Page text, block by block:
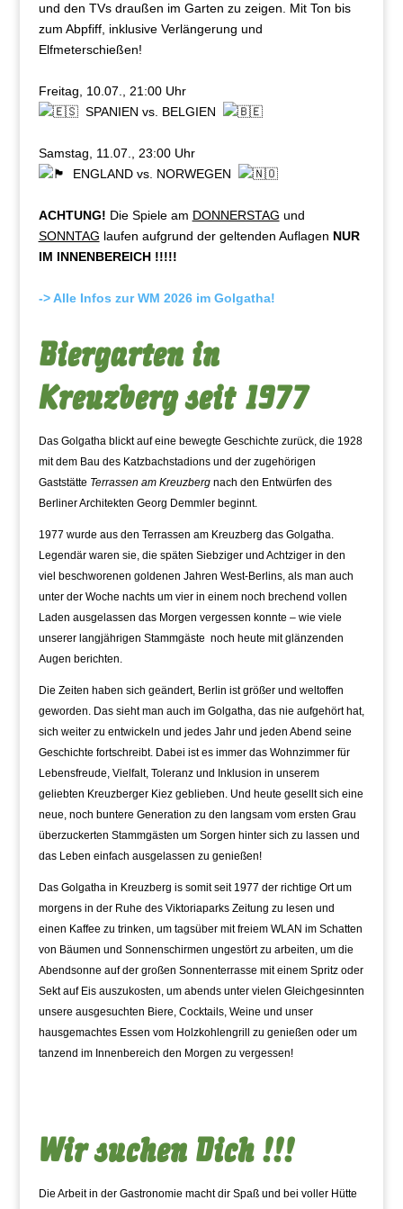
und den TVs draußen im Garten zu zeigen. Mit Ton bis
zum Abpfiff, inklusive Verlängerung und
Elfmeterschießen!
Freitag, 10.07., 21:00 Uhr
SPANIEN vs. BELGIEN
Samstag, 11.07., 23:00 Uhr
ENGLAND vs. NORWEGEN
ACHTUNG! Die Spiele am DONNERSTAG und
SONNTAG laufen aufgrund der geltenden Auflagen NUR
IM INNENBEREICH !!!!!
-> Alle Infos zur WM 2026 im Golgatha!
Biergarten in
Kreuzberg seit 1977
Das Golgatha blickt auf eine bewegte Geschichte zurück, die 1928
mit dem Bau des Katzbachstadions und der zugehörigen
Gaststätte Terrassen am Kreuzbergnach den Entwürfen des
Berliner Architekten Georg Demmler beginnt.
1977 wurde aus den Terrassen am Kreuzberg das Golgatha.
Legendär waren sie, die späten Siebziger und Achtziger in den
viel beschworenen goldenen Jahren West-Berlins, als man auch
unter der Woche nachts um vier in einem noch brechend vollen
Laden ausgelassen das Morgen vergessen konnte – wie viele
unserer langjährigen Stammgäste noch heute mit glänzenden
Augen berichten.
Die Zeiten haben sich geändert, Berlin ist größer und weltoffen
geworden. Das sieht man auch im Golgatha, das nie aufgehört hat,
sich weiter zu entwickeln und jedes Jahr und jeden Abend seine
Geschichte fortschreibt. Dabei ist es immer das Wohnzimmer für
Lebensfreude, Vielfalt, Toleranz und Inklusion in unserem
geliebten Kreuzberger Kiez geblieben. Und heute gesellt sich eine
neue, noch buntere Generation zu den langsam vom ersten Grau
überzuckerten Stammgästen um Sorgen hinter sich zu lassen und
das Leben einfach ausgelassen zu genießen!
Das Golgatha in Kreuzberg is somit seit 1977 der richtige Ort um
morgens in der Ruhe des Viktoriaparks Zeitung zu lesen und
einen Kaffee zu trinken, um tagsüber mit freiem WLAN im Schatten
von Bäumen und Sonnenschirmen ungestört zu arbeiten, um die
Abendsonne auf der großen Sonnenterrasse mit einem Spritz oder
Sekt auf Eis auszukosten, um abends unter vielen Gleichgesinnten
unsere ausgesuchten Biere, Cocktails, Weine und unser
hausgemachtes Essen vom Holzkohlengrill zu genießen oder um
tanzend im Innenbereich den Morgen zu vergessen!
Wir suchen Dich !!!
Die Arbeit in der Gastronomie macht dir Spaß und bei voller Hütte